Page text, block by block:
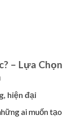
– Lựa Chọn
hiện đại
ai muốn tạo